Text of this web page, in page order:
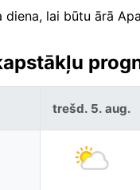
diena, lai būtu ārā
trešd. 5. aug.